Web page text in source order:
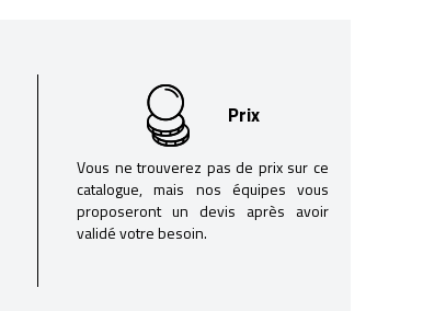
Prix
Vous ne trouverez pas de prix sur ce
catalogue, mais nos équipes vous
proposeront un devis après avoir
validé votre besoin.